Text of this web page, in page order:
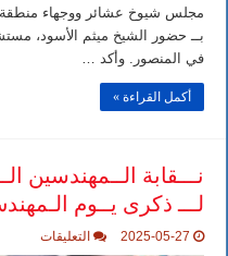
مجلس شيوخ عشائر ووجهاء منطقة
بــ حضور الشيخ ميثم الأسود،
في المنصور. وأكد …
أكمل القراءة »
نـــقابة الــمهندسين
لـــ ذكرى يــوم
2025-05-27 التعليقات